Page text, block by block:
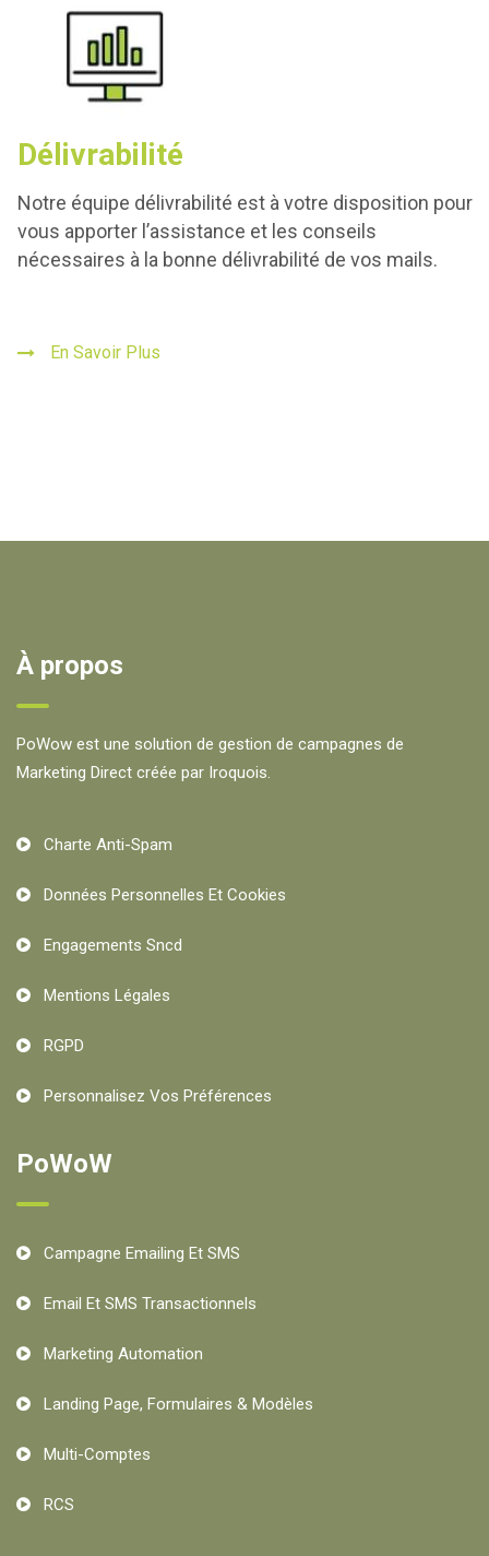
Délivrabilité
Notre équipe délivrabilité est à votre disposition pour
vous apporter l’assistance et les conseils
nécessaires à la bonne délivrabilité de vos mails.
En Savoir Plus
À propos
PoWow est une solution de gestion de campagnes de
Marketing Direct créée par Iroquois.
Charte Anti-Spam
Données Personnelles Et Cookies
Engagements Sncd
Mentions Légales
RGPD
Personnalisez Vos Préférences
PoWoW
Campagne Emailing Et SMS
Email Et SMS Transactionnels
Marketing Automation
Landing Page, Formulaires & Modèles
Multi-Comptes
RCS